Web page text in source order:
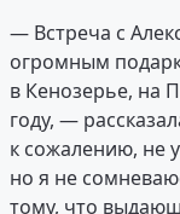
— Встреча с
огромным
в Кенозерье, на
году, —
к сожалению, не
но я не
тому, что